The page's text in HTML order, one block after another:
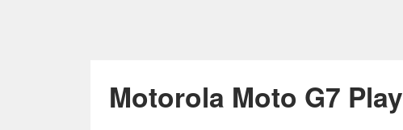
Motorola Moto G7 Play